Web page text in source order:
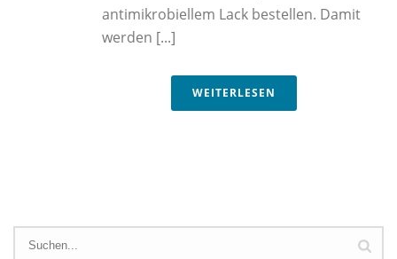
antimikrobiellem Lack bestellen. Damit
werden [...]
WEITERLESEN